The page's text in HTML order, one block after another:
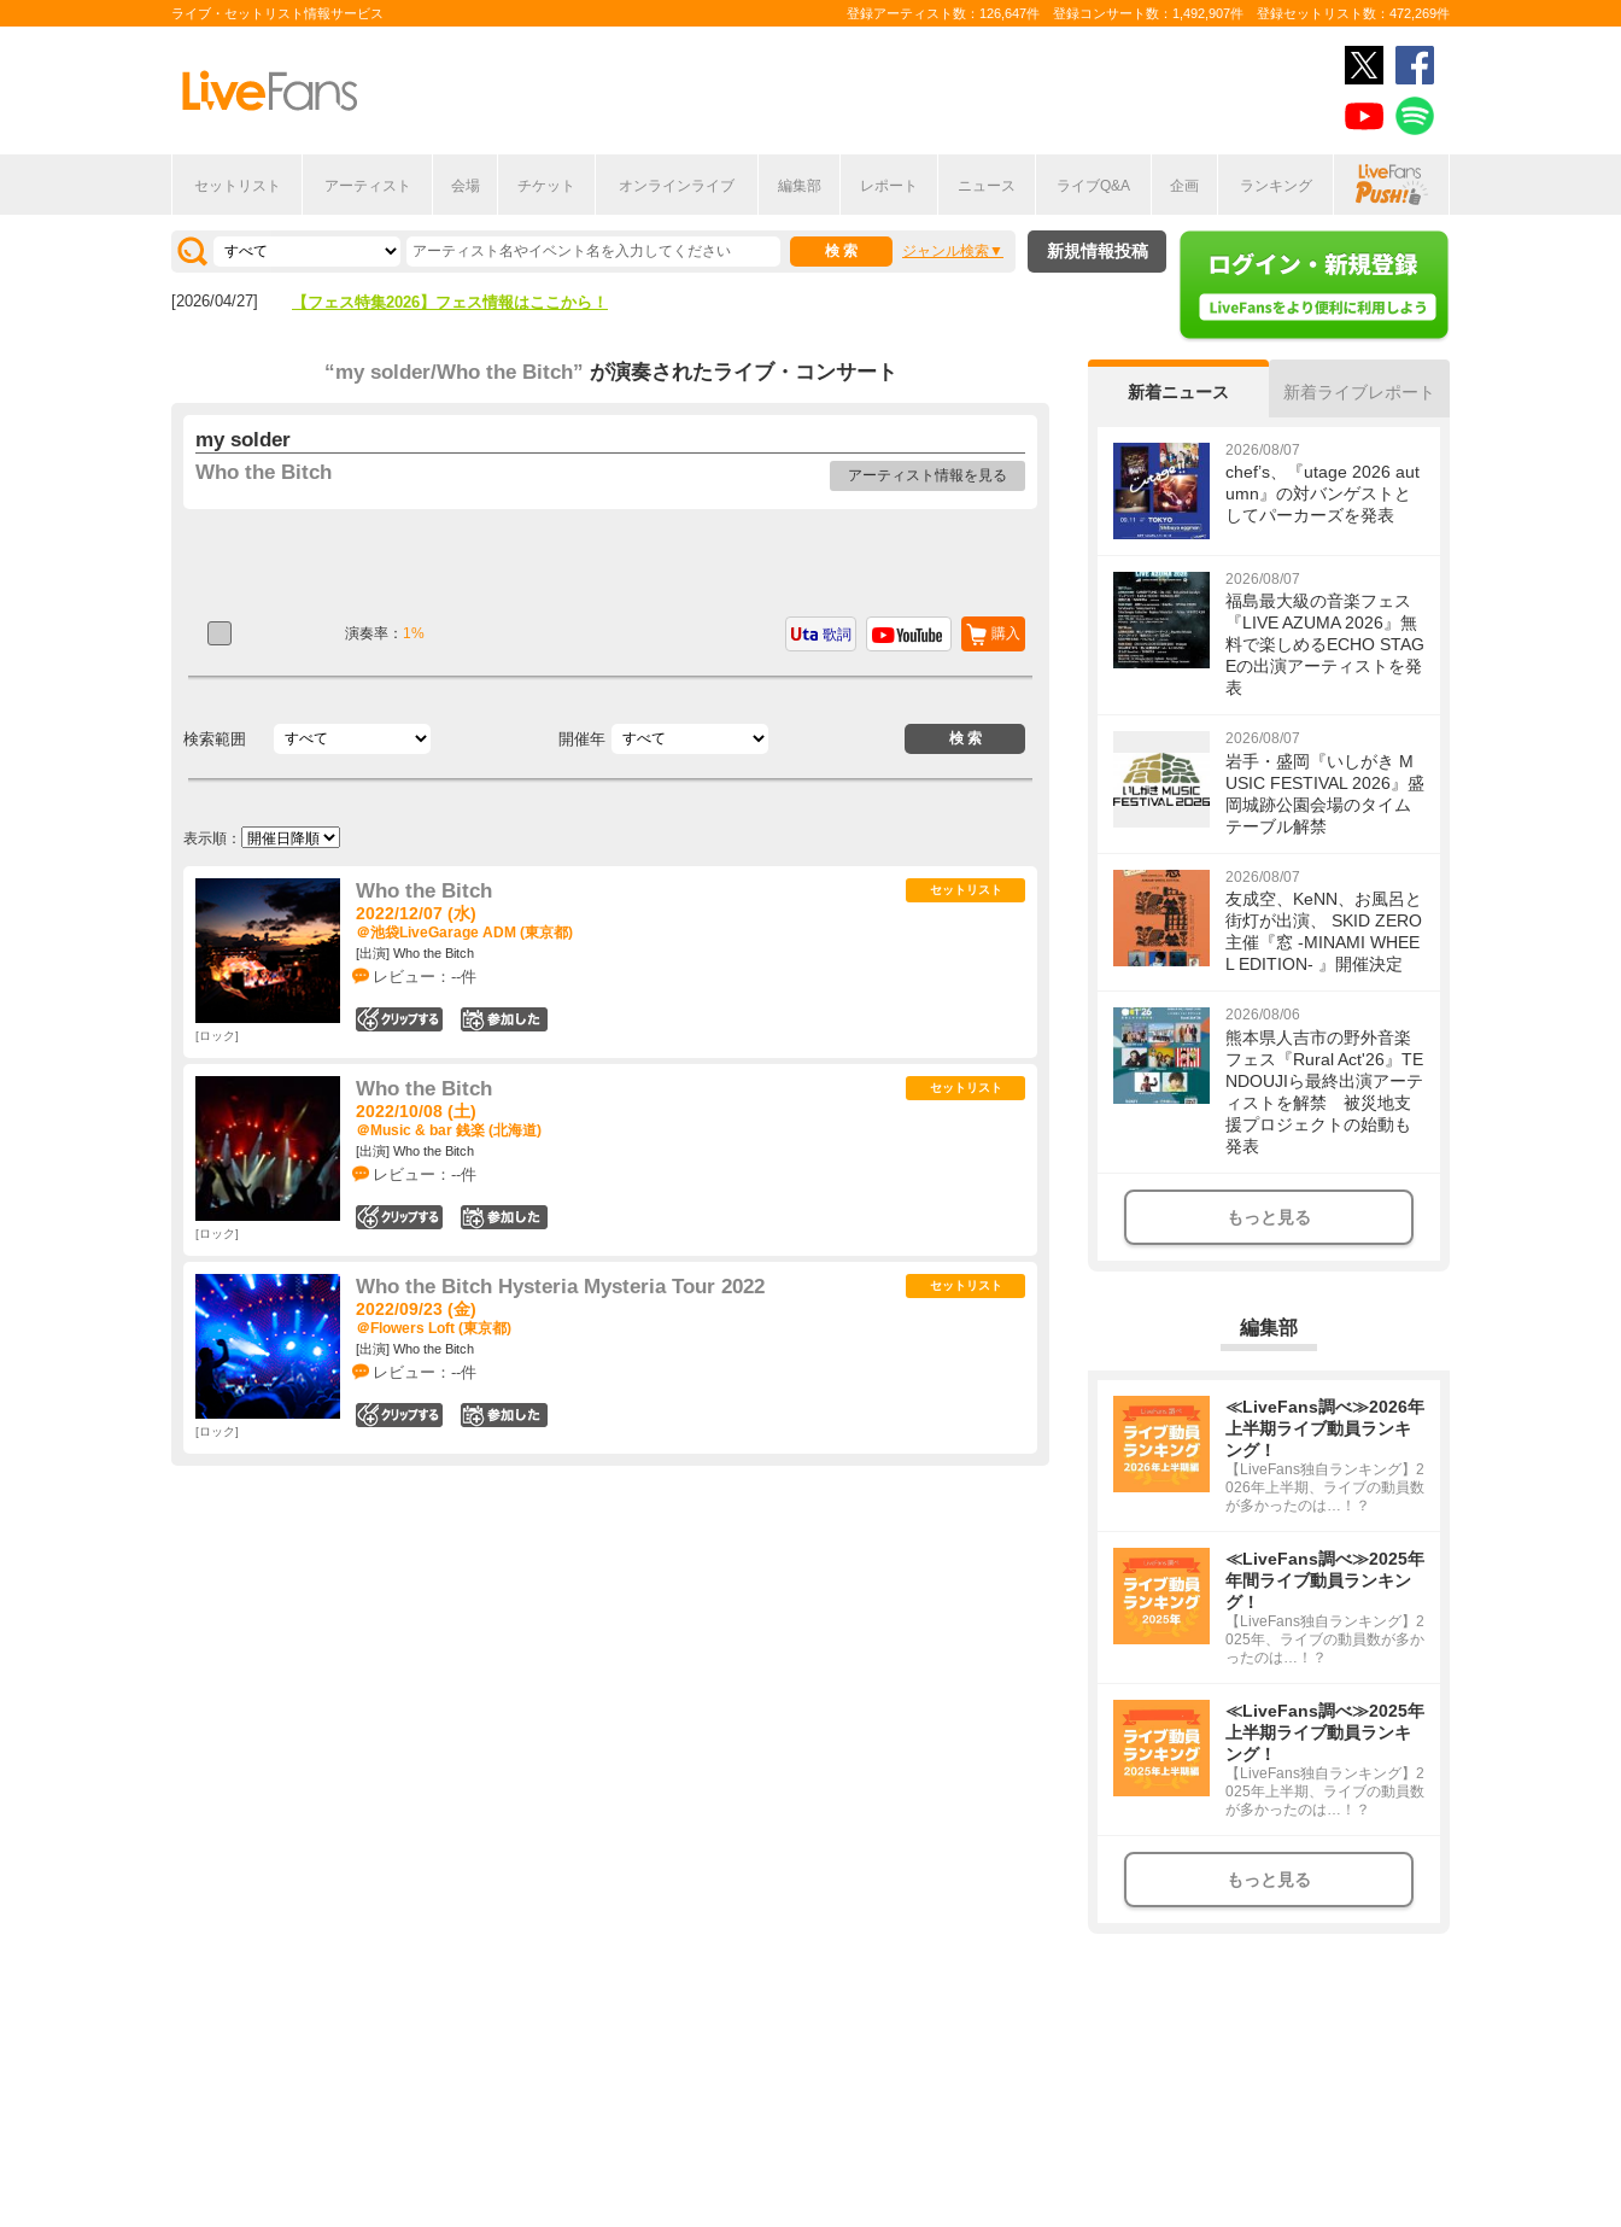
ライブ・セットリスト情報サービス 登録アーティスト数：126,647件 登録コンサート数：1,492,907件 登録セットリスト数：472,269件
セットリスト アーティスト 会場 チケット オンラインライブ 編集部 レポート ニュース ライブQ&A 企画 ランキング
ジャンル検索
[2026/07/28] 【ライブ動員ランキング】2026年上半期編発表！
[2026/04/27] 【フェス特集2026】フェス情報はここから！
新規情報投稿
“my solder/Who the Bitch” が演奏されたライブ・コンサート
my solder
Who the Bitch
アーティスト情報を見る
演奏率： 1% 購入
歌詞
検索範囲 開催年
表示順：
Who the Bitch
2022/12/07 (水)
＠池袋LiveGarage ADM (東京都)
[出演] Who the Bitch
レビュー：--件
セットリスト
ロック
Who the Bitch
2022/10/08 (土)
＠Music & bar 銭楽 (北海道)
[出演] Who the Bitch
レビュー：--件
セットリスト
ロック
Who the Bitch Hysteria Mysteria Tour 2022
2022/09/23 (金)
＠Flowers Loft (東京都)
[出演] Who the Bitch
レビュー：--件
セットリスト
ロック
新着ニュース 新着ライブレポート
2026/08/07
chef’s、『utage 2026 aut
umn』の対バンゲストと
してパーカーズを発表
2026/08/07
福島最大級の音楽フェス
『LIVE AZUMA 2026』無
料で楽しめるECHO STAG
Eの出演アーティストを発
表
2026/08/07
岩手・盛岡『いしがき M
USIC FESTIVAL 2026』盛
岡城跡公園会場のタイム
テーブル解禁
2026/08/07
友成空、KeNN、お風呂と
街灯が出演、 SKID ZERO
主催『窓 -MINAMI WHEE
L EDITION- 』開催決定
2026/08/06
熊本県人吉市の野外音楽
フェス『Rural Act'26』TE
NDOUJIら最終出演アーテ
ィストを解禁 被災地支
援プロジェクトの始動も
発表
もっと見る
編集部
≪LiveFans調べ≫2026年
上半期ライブ動員ランキ
ング！
【LiveFans独自ランキング】2
026年上半期、ライブの動員数
が多かったのは…！？
≪LiveFans調べ≫2025年
年間ライブ動員ランキン
グ！
【LiveFans独自ランキング】2
025年、ライブの動員数が多か
ったのは…！？
≪LiveFans調べ≫2025年
上半期ライブ動員ランキ
ング！
【LiveFans独自ランキング】2
025年上半期、ライブの動員数
が多かったのは…！？
もっと見る